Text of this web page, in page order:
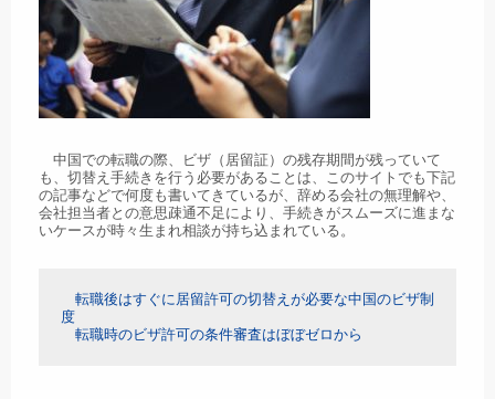
中国での転職の際、ビザ（居留証）の残存期間が残っていて
も、切替え手続きを行う必要があることは、このサイトでも下記
の記事などで何度も書いてきているが、辞める会社の無理解や、
会社担当者との意思疎通不足により、手続きがスムーズに進まな
いケースが時々生まれ相談が持ち込まれている。
転職後はすぐに居留許可の切替えが必要な中国のビザ制
度
転職時のビザ許可の条件審査はぼぼゼロから